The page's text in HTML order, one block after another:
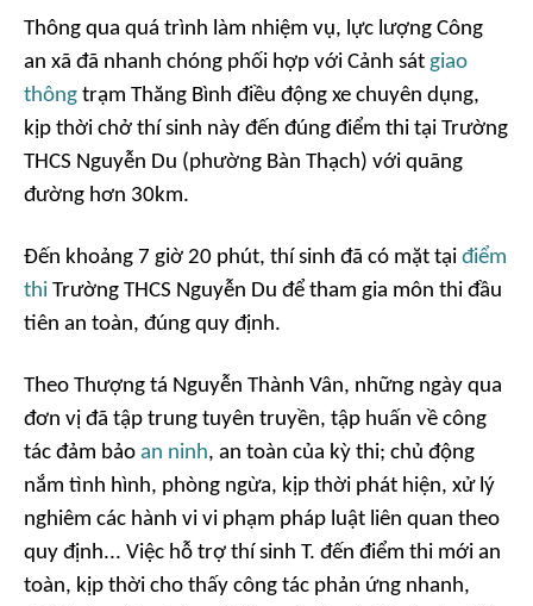
Thông qua quá trình làm nhiệm vụ, lực lượng Công
an xã đã nhanh chóng phối hợp với Cảnh sát giao
thông trạm Thăng Bình điều động xe chuyên dụng,
kịp thời chở thí sinh này đến đúng điểm thi tại Trường
THCS Nguyễn Du (phường Bàn Thạch) với quãng
đường hơn 30km.
Đến khoảng 7 giờ 20 phút, thí sinh đã có mặt tại điểm
thi Trường THCS Nguyễn Du để tham gia môn thi đầu
tiên an toàn, đúng quy định.
Theo Thượng tá Nguyễn Thành Vân, những ngày qua
đơn vị đã tập trung tuyên truyền, tập huấn về công
tác đảm bảo an ninh, an toàn của kỳ thi; chủ động
nắm tình hình, phòng ngừa, kịp thời phát hiện, xử lý
nghiêm các hành vi vi phạm pháp luật liên quan theo
quy định... Việc hỗ trợ thí sinh T. đến điểm thi mới an
toàn, kịp thời cho thấy công tác phản ứng nhanh,